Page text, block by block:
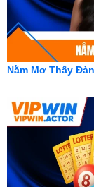
Nằm Mơ Thấy